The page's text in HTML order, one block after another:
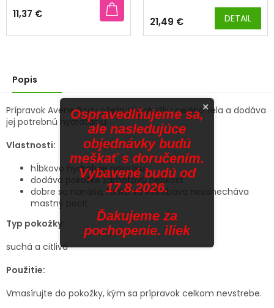
produktu
je
11,37 €
21,49 € DETAIL
Popis
Prípravok Avene Body ošetruje pokožku celého tela a dodáva
jej potrebnú hydratáciu.
Vlastnosti:
hĺbkovo hydratuje pokožku
dodáva pokožke zamatovú hebkosť
dobre sa nanáša, ľahko sa vstrebáva nezanecháva
mastný pocit
Typ pokožky:
suchá a citlivá
Použitie:
Vmasírujte do pokožky, kým sa prípravok celkom nevstrebe.
×
Ospravedlňujeme sa,
ale nasledujúce
objednávky budú
meškať s doručením.
Vybavené budú od
17.8.2026.
Ďakujeme za
pochopenie. iliek